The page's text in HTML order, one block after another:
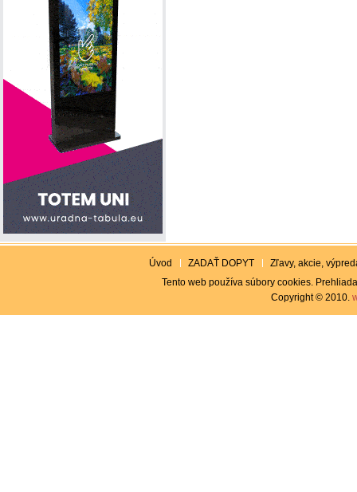
Úvod ZADAŤ DOPYT
Zľavy, akcie,
Tento web používa súbory cookies.
Copyright © 2010.